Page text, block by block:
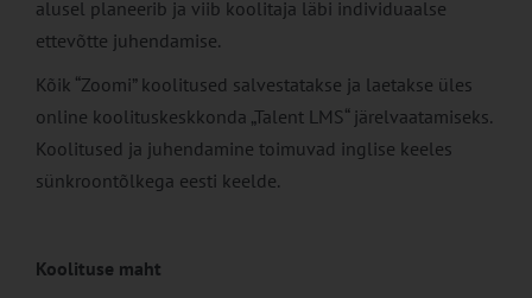
alusel planeerib ja viib koolitaja läbi individuaalse
ettevõtte juhendamise.
Kõik “Zoomi” koolitused salvestatakse ja laetakse üles
online koolituskeskkonda „Talent LMS“ järelvaatamiseks.
Koolitused ja juhendamine toimuvad inglise keeles
sünkroontõlkega eesti keelde.
Koolituse maht